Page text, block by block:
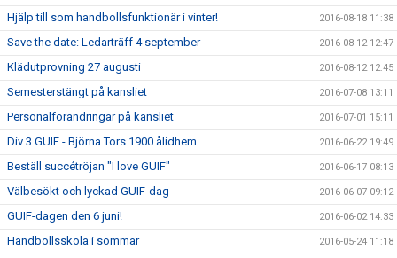
Hjälp till som handbollsfunktionär i vinter! 2016-08-18 11:38
Save the date: Ledarträff 4 september 2016-08-12 12:47
Klädutprovning 27 augusti 2016-08-12 12:45
Semesterstängt på kansliet 2016-07-08 13:11
Personalförändringar på kansliet 2016-07-01 15:11
Div 3 GUIF - Björna Tors 1900 ålidhem 2016-06-22 19:49
Beställ succétröjan "I love GUIF" 2016-06-17 08:13
Välbesökt och lyckad GUIF-dag 2016-06-07 09:12
GUIF-dagen den 6 juni! 2016-06-02 14:33
Handbollsskola i sommar 2016-05-24 11:18